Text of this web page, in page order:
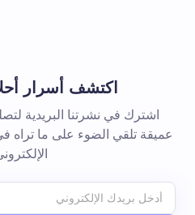
اكتشف أسرار
اشترك في نشرتنا البريدية
عميقة تلقي الضوء على ما تراه